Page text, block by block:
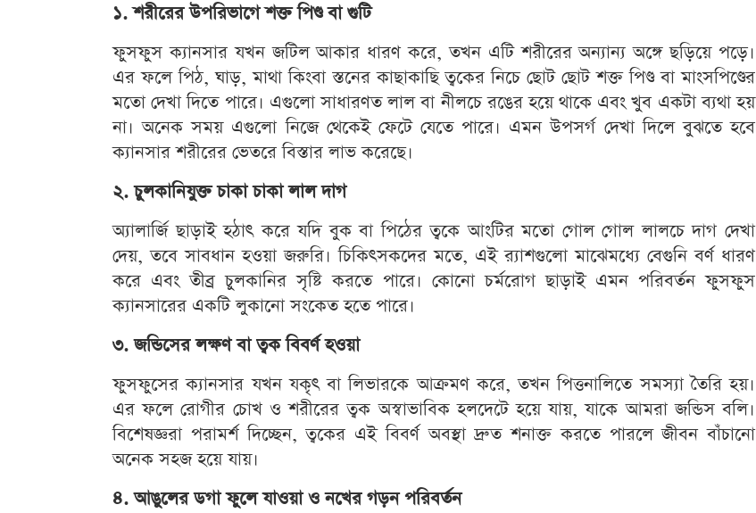
১. শরীরের উপরিভাগে শক্ত পিণ্ড বা গুটি
ফুসফুস ক্যানসার যখন জটিল আকার ধারণ করে, তখন এটি শরীরের অন্যান্য অঙ্গে ছড়িয়ে পড়ে।
এর ফলে পিঠ, ঘাড়, মাথা কিংবা স্তনের কাছাকাছি ত্বকের নিচে ছোট ছোট শক্ত পিণ্ড বা মাংসপিণ্ডের
মতো দেখা দিতে পারে। এগুলো সাধারণত লাল বা নীলচে রঙের হয়ে থাকে এবং খুব একটা ব্যথা হয়
না। অনেক সময় এগুলো নিজে থেকেই ফেটে যেতে পারে। এমন উপসর্গ দেখা দিলে বুঝতে হবে
ক্যানসার শরীরের ভেতরে বিস্তার লাভ করেছে।
২. চুলকানিযুক্ত চাকা চাকা লাল দাগ
অ্যালার্জি ছাড়াই হঠাৎ করে যদি বুক বা পিঠের ত্বকে আংটির মতো গোল গোল লালচে দাগ দেখা
দেয়, তবে সাবধান হওয়া জরুরি। চিকিৎসকদের মতে, এই র‍্যাশগুলো মাঝেমধ্যে বেগুনি বর্ণ ধারণ
করে এবং তীব্র চুলকানির সৃষ্টি করতে পারে। কোনো চর্মরোগ ছাড়াই এমন পরিবর্তন ফুসফুস
ক্যানসারের একটি লুকানো সংকেত হতে পারে।
৩. জন্ডিসের লক্ষণ বা ত্বক বিবর্ণ হওয়া
ফুসফুসের ক্যানসার যখন যকৃৎ বা লিভারকে আক্রমণ করে, তখন পিত্তনালিতে সমস্যা তৈরি হয়।
এর ফলে রোগীর চোখ ও শরীরের ত্বক অস্বাভাবিক হলদেটে হয়ে যায়, যাকে আমরা জন্ডিস বলি।
বিশেষজ্ঞরা পরামর্শ দিচ্ছেন, ত্বকের এই বিবর্ণ অবস্থা দ্রুত শনাক্ত করতে পারলে জীবন বাঁচানো
অনেক সহজ হয়ে যায়।
৪. আঙুলের ডগা ফুলে যাওয়া ও নখের গড়ন পরিবর্তন